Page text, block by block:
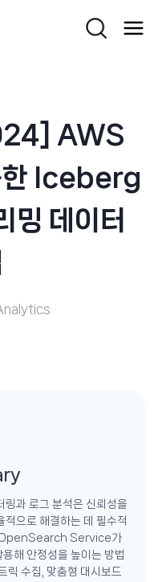
AWS
한 Iceberg
밍 데이터
링과 로그 분석은 신뢰성을
적으로 해결하는 데 필수적
OpenSearch Service가
해 안정성을 높이는 방법
릭 수집, 맞춤형 대시보드